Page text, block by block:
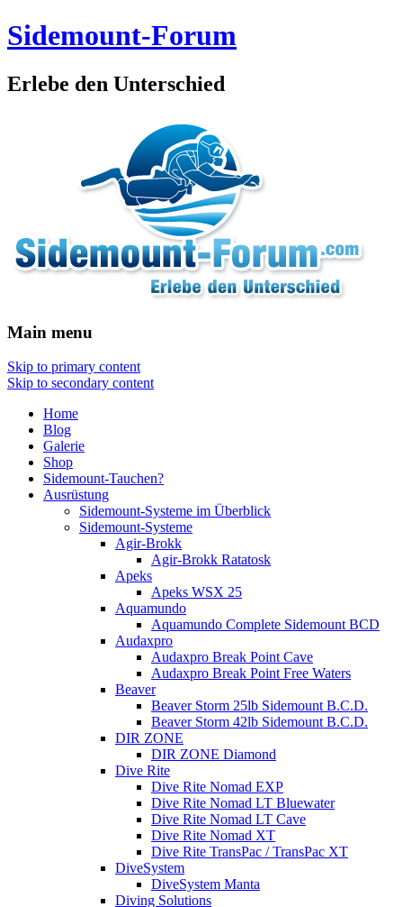
Sidemount-Forum
Erlebe den Unterschied
Main menu
Skip to primary content
Skip to secondary content
Home
Blog
Galerie
Shop
Sidemount-Tauchen?
Ausrüstung
Sidemount-Systeme im Überblick
Sidemount-Systeme
Agir-Brokk
Agir-Brokk Ratatosk
Apeks
Apeks WSX 25
Aquamundo
Aquamundo Complete Sidemount BCD
Audaxpro
Audaxpro Break Point Cave
Audaxpro Break Point Free Waters
Beaver
Beaver Storm 25lb Sidemount B.C.D.
Beaver Storm 42lb Sidemount B.C.D.
DIR ZONE
DIR ZONE Diamond
Dive Rite
Dive Rite Nomad EXP
Dive Rite Nomad LT Bluewater
Dive Rite Nomad LT Cave
Dive Rite Nomad XT
Dive Rite TransPac / TransPac XT
DiveSystem
DiveSystem Manta
Diving Solutions